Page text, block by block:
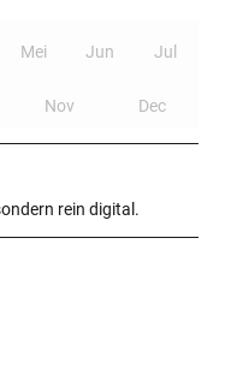
Mei Jun Jul
Nov Dec
rein digital.